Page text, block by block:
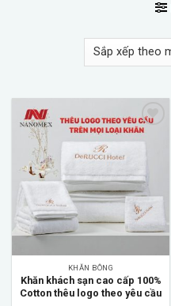
wishlist
KHĂN BÔNG
Khăn khách sạn cao cấp 100%
Cotton thêu logo theo yêu cầu